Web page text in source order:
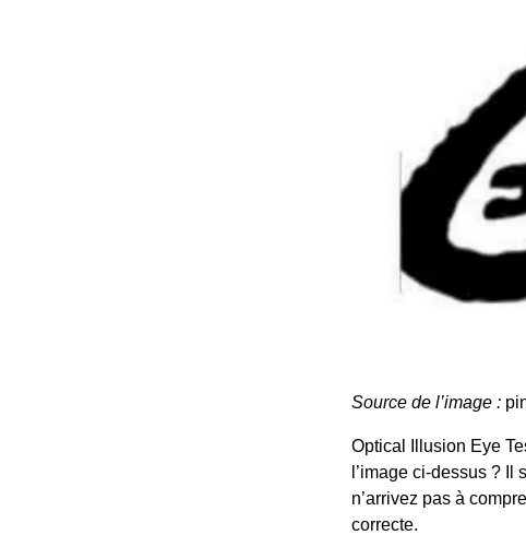
Source de l’image :
Optical Illusion Eye
l’image ci-dessus ?
n’arrivez pas à
correcte.